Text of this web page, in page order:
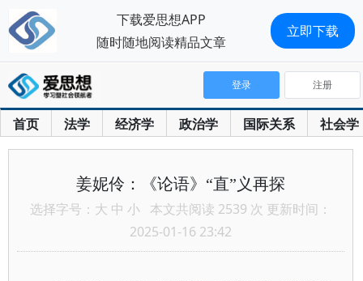
首页 法学 经济学 政治学 国际关系 社会学
登录 注册
姜妮伶：《论语》“直”义再探
选择字号： 大 中 小 本文共阅读 2539 次 更新时间：
2025-01-16 23:42
下载爱思想APP
随时随地阅读精品文章
立即下载